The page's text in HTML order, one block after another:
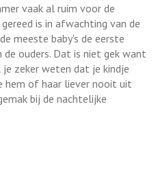
vaak al ruim voor de
is in afwachting van de
meeste baby's de eerste
de ouders. Dat is niet gek want
zeker weten dat je kindje
hem of haar liever nooit uit
bij de nachtelijke